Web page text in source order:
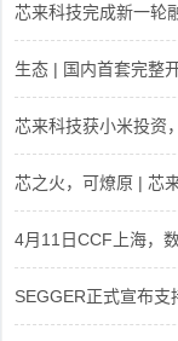
芯来科技完成新一轮
生态 | 国内首套完整
芯来科技获小米投资
芯之火，可燎原 | 芯
4月11日CCF上海，
SEGGER正式宣布